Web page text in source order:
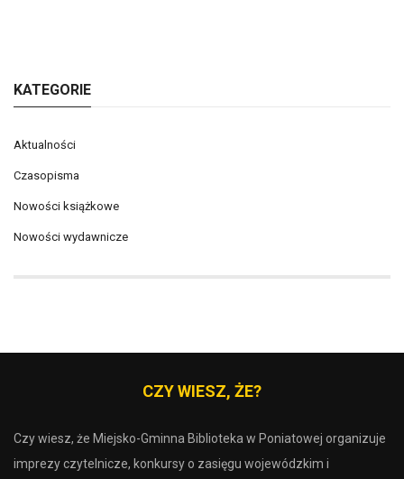
KATEGORIE
Aktualności
Czasopisma
Nowości książkowe
Nowości wydawnicze
CZY WIESZ, ŻE?
Czy wiesz, że Miejsko-Gminna Biblioteka w Poniatowej organizuje
imprezy czytelnicze, konkursy o zasięgu wojewódzkim i